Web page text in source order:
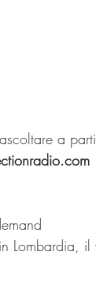
a
Lombardia, il